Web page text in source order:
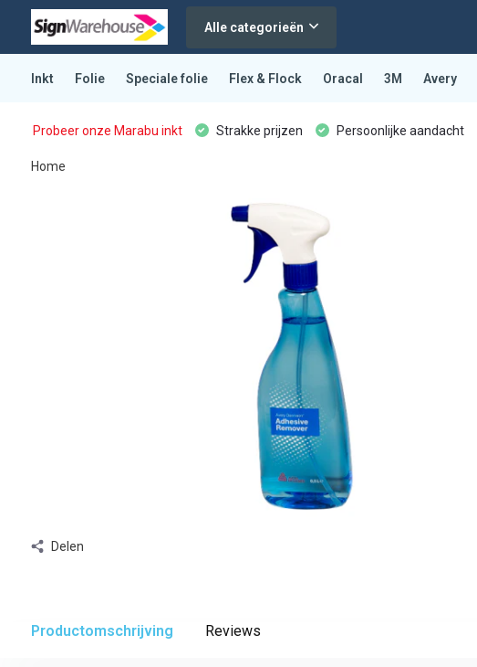
Alle categorieën
Inkt Folie Speciale folie Flex & Flock Oracal 3M Avery
Probeer onze Marabu inkt Strakke prijzen Persoonlijke aandacht
Home
Delen
Productomschrijving Reviews